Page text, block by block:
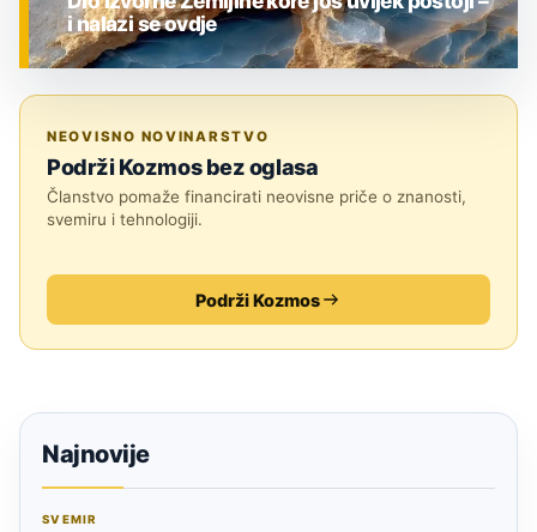
i nalazi se ovdje
NEOVISNO NOVINARSTVO
Podrži Kozmos bez oglasa
Članstvo pomaže financirati neovisne priče o znanosti,
svemiru i tehnologiji.
Podrži Kozmos
Najnovije
SVEMIR